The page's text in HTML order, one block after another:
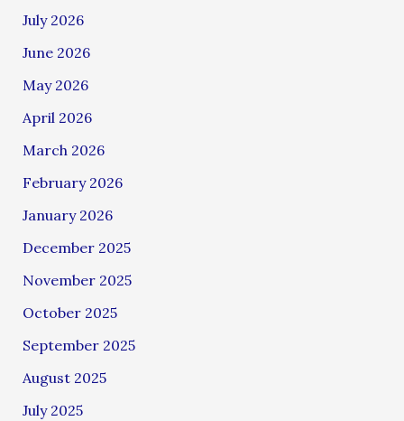
July 2026
June 2026
May 2026
April 2026
March 2026
February 2026
January 2026
December 2025
November 2025
October 2025
September 2025
August 2025
July 2025